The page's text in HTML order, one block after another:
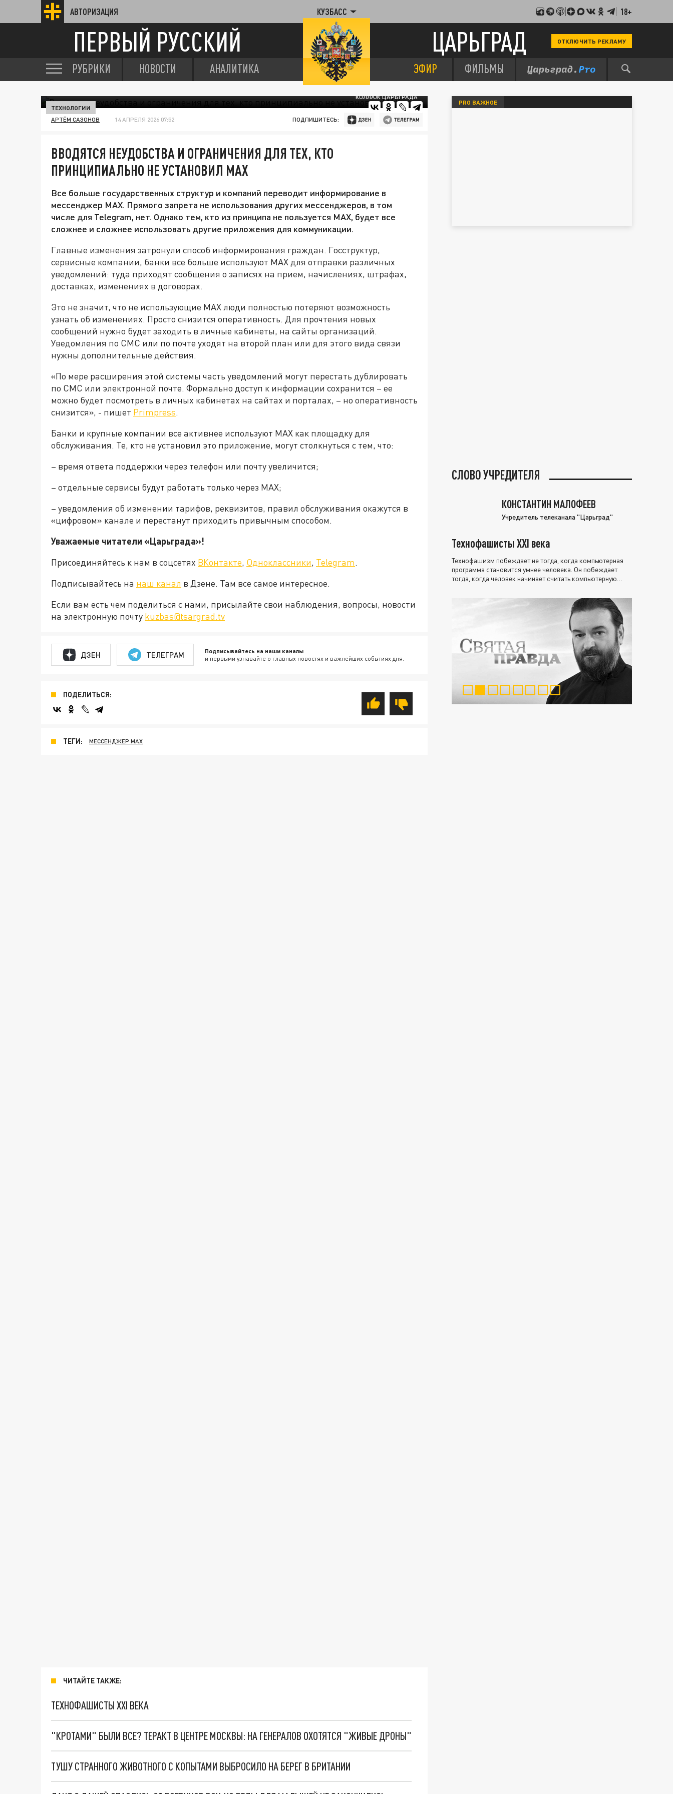
АВТОРИЗАЦИЯ КУЗБАСС 18+
ПЕРВЫЙ РУССКИЙ ЦАРЬГРАД ОТКЛЮЧИТЬ РЕКЛАМУ
РУБРИКИ НОВОСТИ АНАЛИТИКА ЭФИР ФИЛЬМЫ
КОЛЛАЖ ЦАРЬГРАДА
ТЕХНОЛОГИИ
АРТЁМ САЗОНОВ 14 АПРЕЛЯ 2026 07:52 ПОДПИШИТЕСЬ:
ВВОДЯТСЯ НЕУДОБСТВА И ОГРАНИЧЕНИЯ ДЛЯ ТЕХ, КТО
ПРИНЦИПИАЛЬНО НЕ УСТАНОВИЛ MAХ
Все больше государственных структур и компаний переводит информирование в
мессенджер МАХ. Прямого запрета не использования других мессенджеров, в том
числе для Telegram, нет. Однако тем, кто из принципа не пользуется МАХ, будет все
сложнее и сложнее использовать другие приложения для коммуникации.
Главные изменения затронули способ информирования граждан. Госструктур,
сервисные компании, банки все больше используют МАХ для отправки различных
уведомлений: туда приходят сообщения о записях на прием, начислениях, штрафах,
доставках, изменениях в договорах.
Это не значит, что не использующие МАХ люди полностью потеряют возможность
узнать об изменениях. Просто снизится оперативность. Для прочтения новых
сообщений нужно будет заходить в личные кабинеты, на сайты организаций.
Уведомления по СМС или по почте уходят на второй план или для этого вида связи
нужны дополнительные действия.
«По мере расширения этой системы часть уведомлений могут перестать дублировать
по СМС или электронной почте. Формально доступ к информации сохранится – ее
можно будет посмотреть в личных кабинетах на сайтах и порталах, – но оперативность
снизится», - пишет Primpress.
Банки и крупные компании все активнее используют MAX как площадку для
обслуживания. Те, кто не установил это приложение, могут столкнуться с тем, что:
– время ответа поддержки через телефон или почту увеличится;
– отдельные сервисы будут работать только через MAX;
– уведомления об изменении тарифов, реквизитов, правил обслуживания окажутся в
«цифровом» канале и перестанут приходить привычным способом.
Уважаемые читатели «Царьграда»!
Присоединяйтесь к нам в соцсетях ВКонтакте, Одноклассники, Telegram.
Подписывайтесь на наш канал в Дзене. Там все самое интересное.
Если вам есть чем поделиться с нами, присылайте свои наблюдения, вопросы, новости
на электронную почту kuzbas@tsargrad.tv
ДЗЕН ТЕЛЕГРАМ Подписывайтесь на наши каналы
и первыми узнавайте о главных новостях и важнейших событиях дня.
ПОДЕЛИТЬСЯ:
ТЕГИ: МЕССЕНДЖЕР МАХ
ЧИТАЙТЕ ТАКЖЕ:
ТЕХНОФАШИСТЫ XXI ВЕКА
"КРОТАМИ" БЫЛИ ВСЕ? ТЕРАКТ В ЦЕНТРЕ МОСКВЫ: НА ГЕНЕРАЛОВ ОХОТЯТСЯ "ЖИВЫЕ ДРОНЫ"
ТУШУ СТРАННОГО ЖИВОТНОГО С КОПЫТАМИ ВЫБРОСИЛО НА БЕРЕГ В БРИТАНИИ
PRO ВАЖНОЕ
СЛОВО УЧРЕДИТЕЛЯ
КОНСТАНТИН МАЛОФЕЕВ
Учредитель телеканала "Царьград"
Технофашисты XXI века
Технофашизм побеждает не тогда, когда компьютерная
программа становится умнее человека. Он побеждает
тогда, когда человек начинает считать компьютерную